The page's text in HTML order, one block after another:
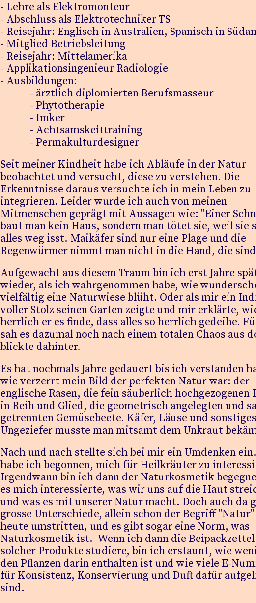
- Lehre als Elektromonteur
- Abschluss als Elektrotechniker TS
- Reisejahr: Englisch in Australien, Spanisch in
- Mitglied Betriebsleitung
- Reisejahr: Mittelamerika
- Applikationsingenieur Radiologie
- Ausbildungen:
- ärztlich diplomierten Berufsmasseur
- Phytotherapie
- Imker
- Achtsamskeittraining
- Permakulturdesigner
Seit meiner Kindheit habe ich Abläufe in der Natur
beobachtet und versucht, diese zu verstehen. Die
Erkenntnisse daraus versuchte ich in mein Leben zu
integrieren. Leider wurde ich auch von meinen
Mitmenschen geprägt mit Aussagen wie: "Einer
baut man kein Haus, sondern man tötet sie, weil sie
alles weg isst. Maikäfer sind nur eine Plage und die
Regenwürmer nimmt man nicht in die Hand, die
Aufgewacht aus diesem Traum bin ich erst Jahre
wieder, als ich wahrgenommen habe, wie
vielfältig eine Naturwiese blüht. Oder als mir ein
voller Stolz seinen Garten zeigte und mir erklärte,
herrlich er es finde, dass alles so herrlich gedeihe.
sah es dazumal noch nach einem totalen Chaos aus
blickte dahinter.
Es hat nochmals Jahre gedauert bis ich verstanden
wie verzerrt mein Bild der perfekten Natur war: der
englische Rasen, die fein säuberlich hochgezogenen
in Reih und Glied, die geometrisch angelegten und
getrennten Gemüsebeete. Käfer, Läuse und sonstiges
Ungeziefer musste man mitsamt dem Unkraut
Nach und nach stellte sich bei mir ein Umdenken
habe ich begonnen, mich für Heilkräuter zu
Irgendwann bin ich dann der Naturkosmetik
es mich interessierte, was wir uns auf die Haut
und was es mit unserer Natur macht. Doch auch da
grosse Unterschiede, allein schon der Begriff
heute umstritten, und es gibt sogar eine Norm, was
Naturkosmetik ist. Wenn ich dann die Beipackzettel
solcher Produkte studiere, bin ich erstaunt, wie
den Pflanzen darin enthalten ist und wie viele E-
für Konsistenz, Konservierung und Duft dafür
sind.